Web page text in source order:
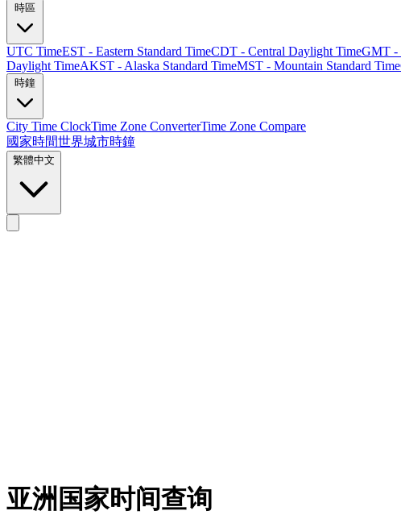
UTC TimeEST - Eastern Standard TimeCDT - Central Daylight TimeGMT -
Daylight TimeAKST - Alaska Standard TimeMST - Mountain Standard Time
City Time ClockTime Zone ConverterTime Zone Compare
國家時間世界城市時鐘
繁體中文
亚洲国家时间查询